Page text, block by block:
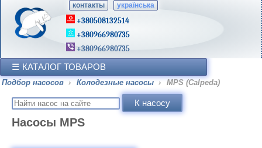
контакты українська
+380508132514
+380966980735
+380966980735
КАТАЛОГ ТОВАРОВ
Подбор насосов › Колодезные насосы › MPS (Calpeda)
Насосы MPS